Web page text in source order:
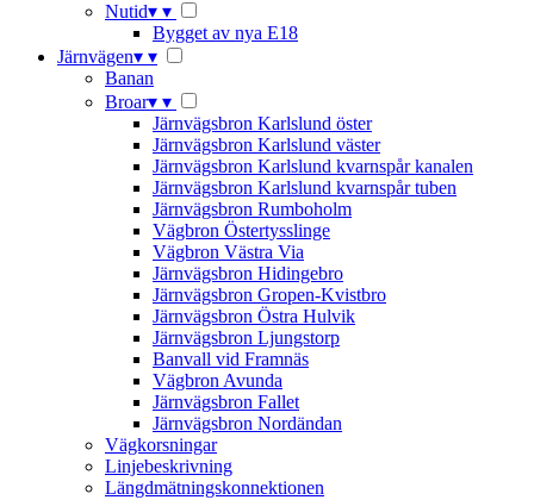
Nutid▾ ▾
Bygget av nya E18
Järnvägen▾ ▾
Banan
Broar▾ ▾
Järnvägsbron Karlslund öster
Järnvägsbron Karlslund väster
Järnvägsbron Karlslund kvarnspår kanalen
Järnvägsbron Karlslund kvarnspår tuben
Järnvägsbron Rumboholm
Vägbron Östertysslinge
Vägbron Västra Via
Järnvägsbron Hidingebro
Järnvägsbron Gropen-Kvistbro
Järnvägsbron Östra Hulvik
Järnvägsbron Ljungstorp
Banvall vid Framnäs
Vägbron Avunda
Järnvägsbron Fallet
Järnvägsbron Nordändan
Vägkorsningar
Linjebeskrivning
Längdmätningskonnektionen